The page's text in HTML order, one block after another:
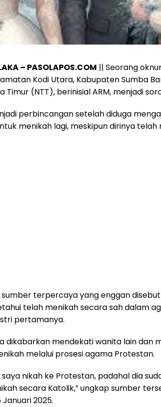
– PASOLAPOS.COM || Seorang
Kodi Utara, Kabupaten Sumba
Timur (NTT), berinisial ARM, menjadi
perbincangan setelah diduga
menikah lagi, meskipun dirinya telah
terpercaya yang enggan
telah menikah secara sah dalam
pertamanya.
dikabarkan mendekati wanita lain dan
melalui prosesi agama Protestan.
saya nikah ke Protestan, padahal dia
secara Katolik,” ungkap sumber
Januari 2025.